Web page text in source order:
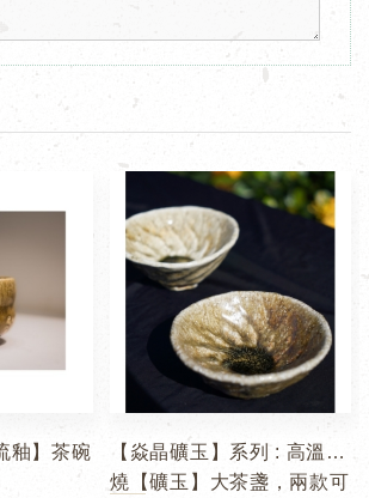
釉】茶碗
【焱晶礦玉】系列 : 高溫柴
燒【礦玉】大茶盞，兩款可